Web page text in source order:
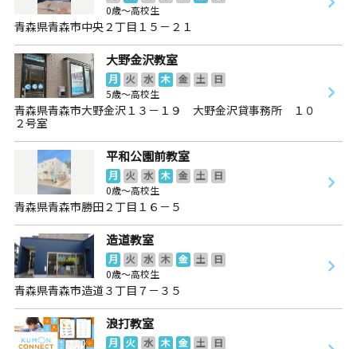
0歳～高校生
青森県青森市中央２丁目１５－２１
大野金沢教室
月 火 水 木 金 土
日
5歳～高校生
青森県青森市大野金沢１３－１９ 大野金沢貸事務所 １０
２号室
平和公園前教室
月 火 水 木 金 土
日
0歳～高校生
青森県青森市勝田２丁目１６－５
造道教室
月 火 水 木 金 土
日
0歳～高校生
青森県青森市造道３丁目７－３５
浪打教室
月 火 水 木 金 土
日